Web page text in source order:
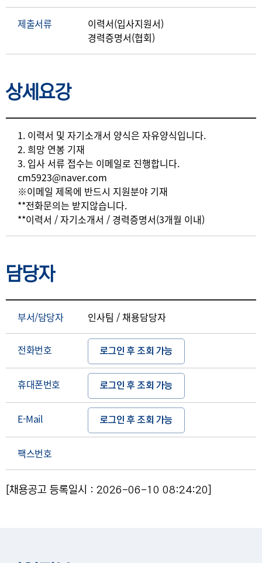
제출서류
이력서(입사지원서)
경력증명서(협회)
상세요강
상세요강
1. 이력서 및 자기소개서 양식은 자유양식입니다.
2. 희망 연봉 기재
3. 입사 서류 접수는 이메일로 진행합니다.
cm5923@naver.com
※이메일 제목에 반드시 지원분야 기재
**전화문의는 받지않습니다.
**이력서 / 자기소개서 / 경력증명서(3개월 이내)
담당자
부서/담당자 인사팀 / 채용담당자
전화번호 로그인 후 조회 가능
휴대폰번호 로그인 후 조회 가능
E-Mail 로그인 후 조회 가능
팩스번호
[채용공고 등록일시 : 2026-06-10 08:24:20]